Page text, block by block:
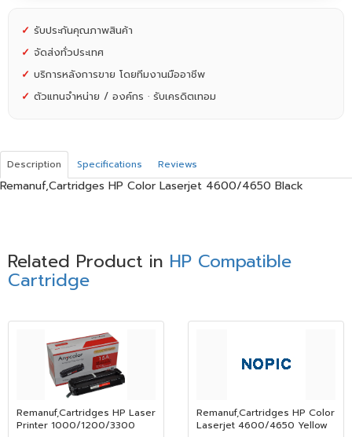
✓ รับประกันคุณภาพสินค้า
✓ จัดส่งทั่วประเทศ
✓ บริการหลังการขาย โดยทีมงานมืออาชีพ
✓ ตัวแทนจำหน่าย / องค์กร · รับเครดิตเทอม
Description Specifications Reviews
Remanuf,Cartridges HP Color Laserjet 4600/4650 Black
Related Product in HP Compatible
Cartridge
Remanuf,Cartridges HP Laser
Printer 1000/1200/3300
Remanuf,Cartridges HP Color
Laserjet 4600/4650 Yellow